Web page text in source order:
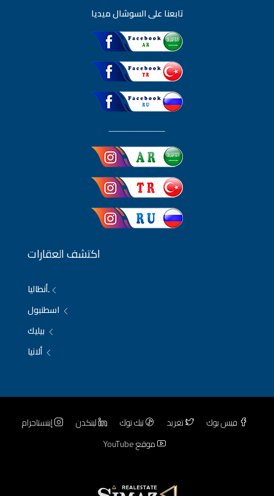
تابعنا على السوشال ميديا
ـــــــــــــــــــــــ
اكتشف العقارات
ِأنطاليا
اسطنبول
بيليك
ألانيا
فيس بوك تغريد تيك توك لينكدن
إينستاجرام
موقع YouTube